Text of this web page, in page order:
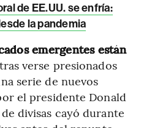
de EE.UU. se enfría:
la pandemia
emergentes están
tras verse presionados
serie de nuevos
el presidente Donald
divisas cayó durante